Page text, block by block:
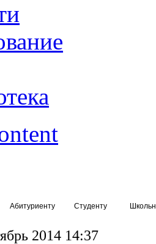
Абитуриенту Студенту
2014 14:37